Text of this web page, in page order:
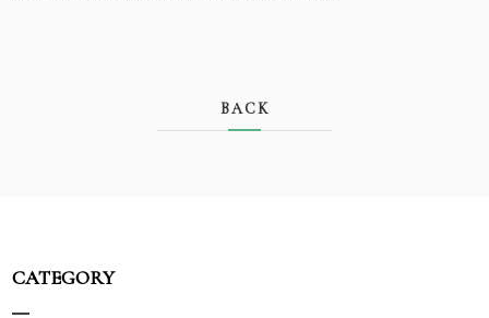
BACK
CATEGORY